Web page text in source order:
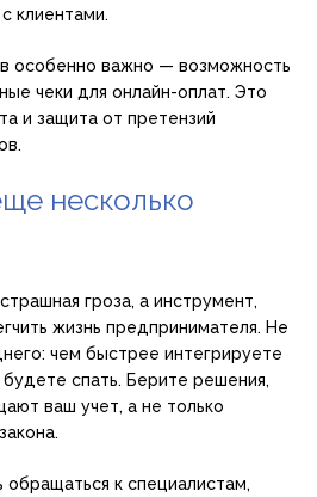
клиентами.
особенно важно — возможность
чеки для онлайн-оплат. Это
и защита от претензий
несколько
гроза, а инструмент,
жизнь предпринимателя. Не
чем быстрее интегрируете
спать. Берите решения,
ваш учет, а не только
к специалистам,